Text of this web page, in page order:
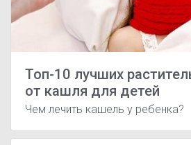
Топ-10 лучших
от кашля для детей
Чем лечить кашель у ребенка?